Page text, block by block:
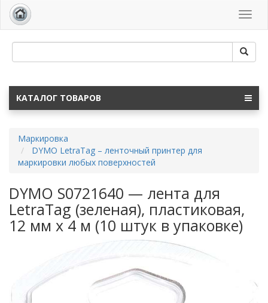
КАТАЛОГ ТОВАРОВ
Маркировка
DYMO LetraTag – ленточный принтер для
маркировки любых поверхностей
DYMO S0721640 — лента для
LetraTag (зеленая), пластиковая,
12 мм х 4 м (10 штук в упаковке)